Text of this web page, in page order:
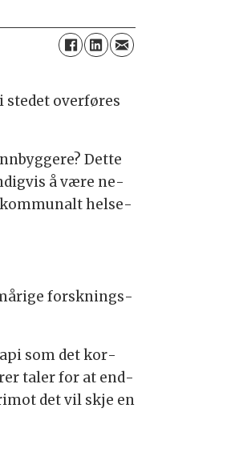
ste­det over­fø­res
Det­te
å være ne­
kom­mu­nalt helse­
forsk­nings­
som det kor­
taler for at end­
det vil skje en